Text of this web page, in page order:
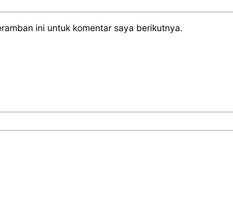
ini untuk komentar saya berikutnya.